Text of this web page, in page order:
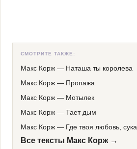
СМОТРИТЕ ТАКЖЕ:
Макс Корж — Наташа ты королева
Макс Корж — Пропажа
Макс Корж — Мотылек
Макс Корж — Тает дым
Макс Корж — Где твоя любовь, сука
Все тексты Макс Корж →